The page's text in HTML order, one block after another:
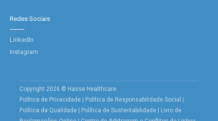
Redes Sociais
LinkedIn
Instagram
Copyright 2026 © Hasse Healthcare
Política de Privacidade | Política de Responsabilidade Social |
Política da Qualidade | Política de Sustentabilidade | Livro de